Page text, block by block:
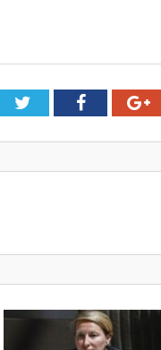
TwitterFacebook